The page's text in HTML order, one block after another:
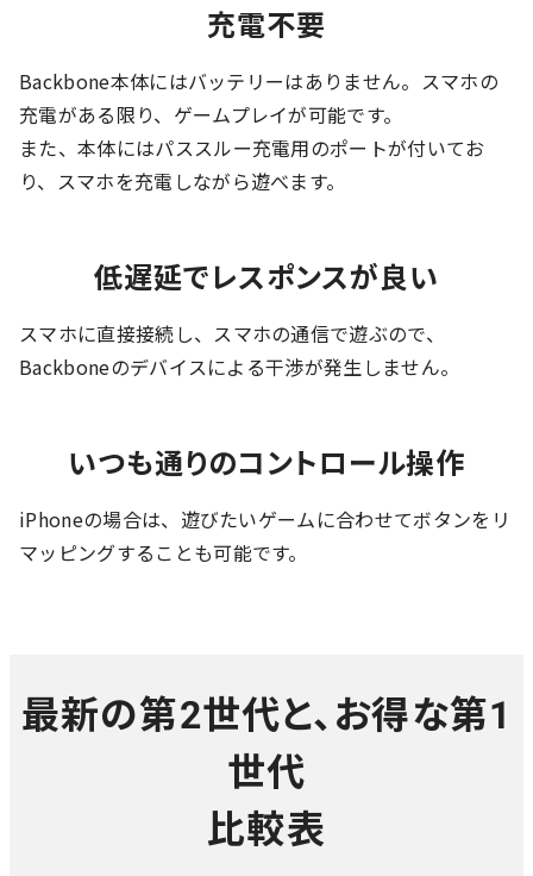
充電不要
Backbone本体にはバッテリーはありません。スマホの
充電がある限り、ゲームプレイが可能です。
また、本体にはパススルー充電用のポートが付いてお
り、スマホを充電しながら遊べます。
低遅延でレスポンスが良い
スマホに直接接続し、スマホの通信で遊ぶので、
Backboneのデバイスによる干渉が発生しません。
いつも通りのコントロール操作
iPhoneの場合は、遊びたいゲームに合わせてボタンをリ
マッピングすることも可能です。
最新の第2世代と、お得な第1
世代
比較表